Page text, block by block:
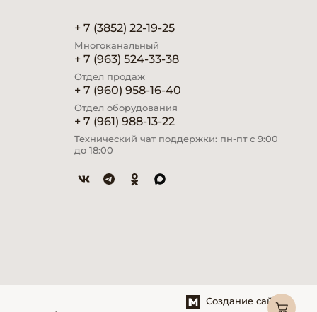
+ 7 (3852) 22-19-25
Многоканальный
+ 7 (963) 524-33-38
Отдел продаж
+ 7 (960) 958-16-40
Отдел оборудования
+ 7 (961) 988-13-22
Технический чат поддержки: пн-пт с 9:00
до 18:00
Создание сайтов